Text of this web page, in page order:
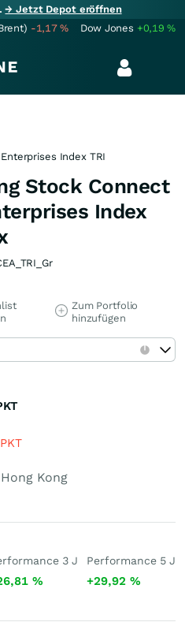
→ Jetzt Depot eröffnen
-1,17% Dow Jones +0,19%
Index TRI
Stock Connect
Index
Zum Portfolio
hinzufügen
PKT
Hong Kong
3 J
%
Performance 5 J
+29,92 %